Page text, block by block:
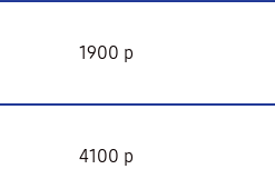
1900 р
4100 р